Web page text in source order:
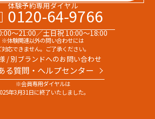
体験予約専用ダイヤル
0120-64-9766
～21:00／土日祝 10:00～18:00
※体験関連以外の問い合わせには
対応できません。ご了承ください。
/ 別ブランドへのお問い合わせ
る質問・へルプセンター
※会員専用ダイヤルは
年3月31日に終了いたしました。